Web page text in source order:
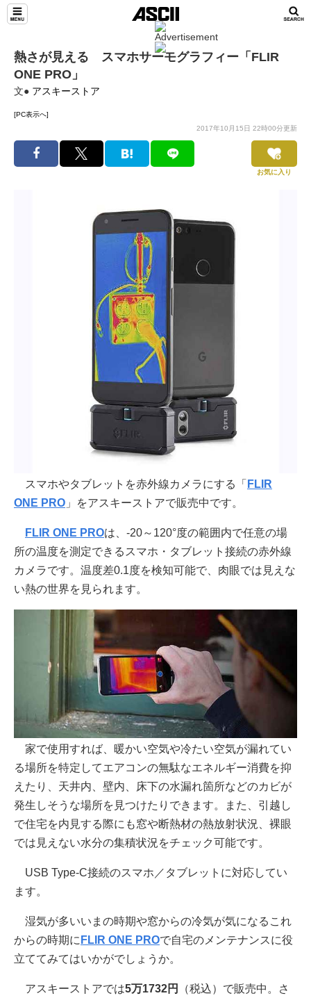
熱さが見える スマホサーモグラフィー「FLIR
ONE PRO」
文● アスキーストア
[PC表示へ]
2017年10月15日 22時00分更新
お気に入り
スマホやタブレットを赤外線カメラにする「 FLIR
ONE PRO 」をアスキーストアで販売中です。
FLIR ONE PROは、-20～120°度の範囲内で任意の場
所の温度を測定できるスマホ・タブレット接続の赤外線
カメラです。温度差0.1度を検知可能で、肉眼では見えな
い熱の世界を見られます。
家で使用すれば、暖かい空気や冷たい空気が漏れてい
る場所を特定してエアコンの無駄なエネルギー消費を抑
えたり、天井内、壁内、床下の水漏れ箇所などのカビが
発生しそうな場所を見つけたりできます。また、引越し
で住宅を内見する際にも窓や断熱材の熱放射状況、裸眼
では見えない水分の集積状況をチェック可能です。
USB Type-C接続のスマホ／タブレットに対応してい
ます。
湿気が多いいまの時期や窓からの冷気が気になるこれ
からの時期に FLIR ONE PROで自宅のメンテナンスに役
立ててみてはいかがでしょうか。
アスキーストアでは5万1732円
（税込）で販売中。さ